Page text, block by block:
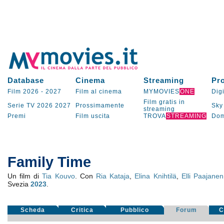
Database Cinema Streaming
Film 2026 - 2027 Film al cinema MYMOVIESONE
Serie TV 2026 2027 Prossimamente
Film gratis in
streaming
Sky
Premi
Film uscita TROVASTREAMING
Family Time
Un film diTia Kouvo. Con Ria Kataja Elina Knihtilä Elli Paajanen
Svezia 2023.
Scheda Critica Pubblico Forum